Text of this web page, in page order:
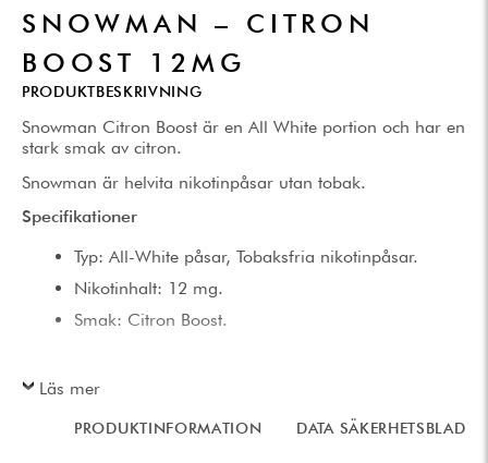
SNOWMAN – CITRON
BOOST 12MG
PRODUKTBESKRIVNING
Snowman Citron Boost är en All White portion och har en
stark smak av citron.
Snowman är helvita nikotinpåsar utan tobak.
Specifikationer
Typ: All-White påsar, Tobaksfria nikotinpåsar.
Nikotinhalt: 12 mg.
Smak: Citron Boost.
Läs mer
PRODUKTINFORMATION DATA SÄKERHETSBLAD